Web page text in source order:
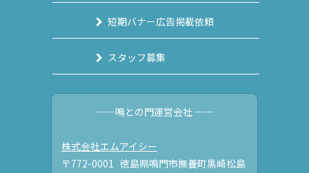
短期バナー広告掲載依頼
スタッフ募集
──鳴との門運営会社 ──
株式会社エムアイシー
〒772-0001 徳島県鳴門市撫養町黒崎松島